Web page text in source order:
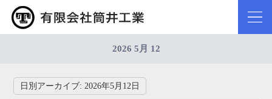
2026 5月 12
日別アーカイブ:2026年5月12日